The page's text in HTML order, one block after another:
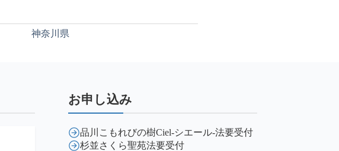
神奈川県
お申し込み
品川こもれびの樹Ciel-シエール-法要受付
杉並さくら聖苑法要受付